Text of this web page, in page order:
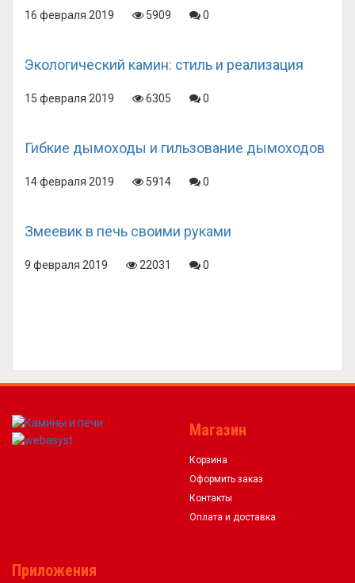
16 февраля 2019 5909 0
Экологический камин: стиль и реализация
15 февраля 2019 6305 0
Гибкие дымоходы и гильзование дымоходов
14 февраля 2019 5914 0
Змеевик в печь своими руками
9 февраля 2019 22031 0
Магазин
Корзина
Оформить заказ
Контакты
Оплата и доставка
Приложения